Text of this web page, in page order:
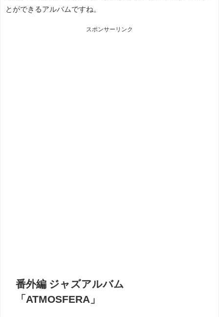
とができるアルバムですね。
スポンサーリンク
番外編 ジャズアルバム
「ATMOSFERA」